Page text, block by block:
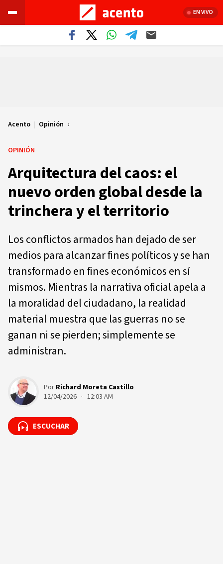
EN VIVO
Acento | Opinión
OPINIÓN
Arquitectura del caos: el
nuevo orden global desde la
trinchera y el territorio
Los conflictos armados han dejado de ser
medios para alcanzar fines políticos y se han
transformado en fines económicos en sí
mismos. Mientras la narrativa oficial apela a
la moralidad del ciudadano, la realidad
material muestra que las guerras no se
ganan ni se pierden; simplemente se
administran.
Por Richard Moreta Castillo
12/04/2026 · 12:03 AM
ESCUCHAR
ESCUCHAR